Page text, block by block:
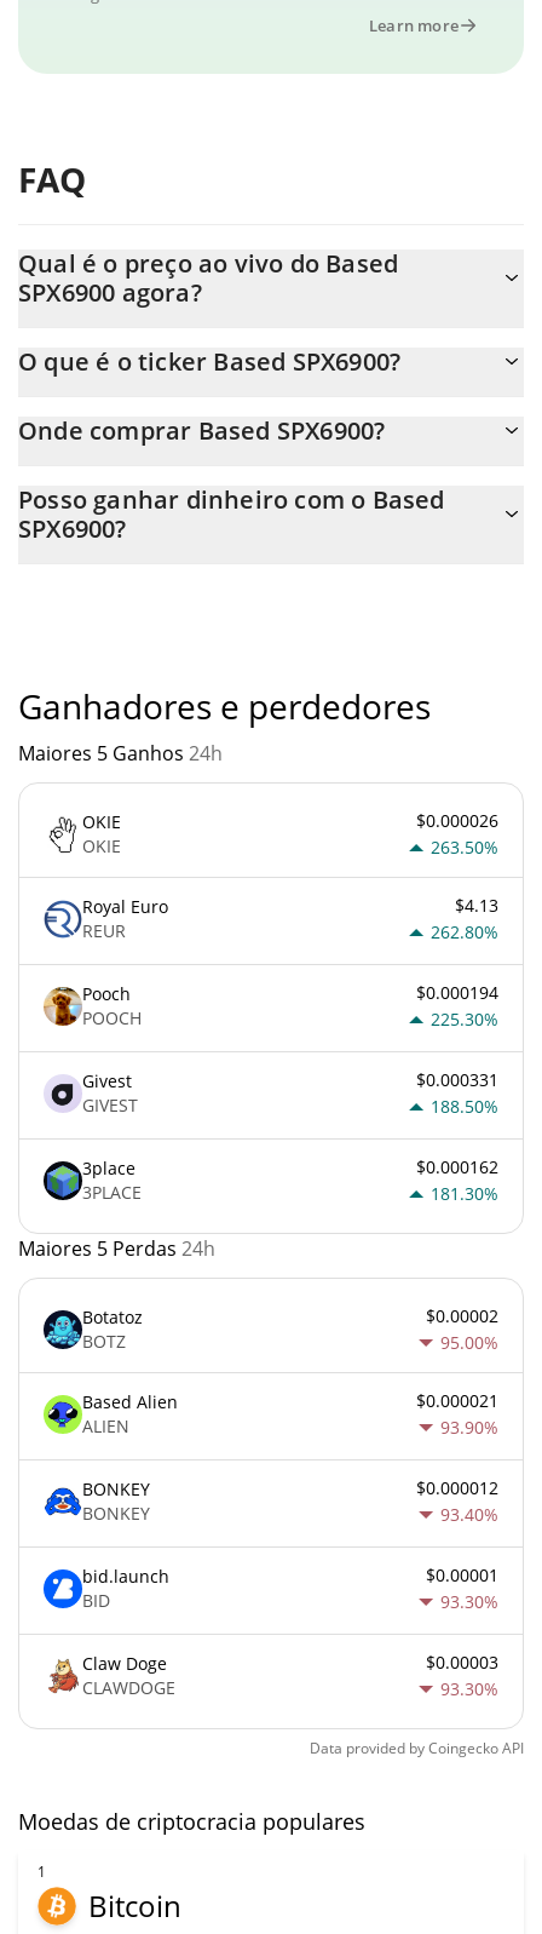
Learn more
FAQ
Qual é o preço ao vivo do Based
SPX6900 agora?
O que é o ticker Based SPX6900?
Onde comprar Based SPX6900?
transferência p2p. E a melhor maneira de trocar Based SPX6900
é através de um bot de 3commas.
Posso ganhar dinheiro com o Based
SPX6900?
Ganhadores e perdedores
Maiores 5 Ganhos 24h
OKIE
OKIE
$0.000026
263.50%
Royal Euro
REUR
$4.13
262.80%
Pooch
POOCH
$0.000194
225.30%
Givest
GIVEST
$0.000331
188.50%
3place
3PLACE
$0.000162
181.30%
Maiores 5 Perdas 24h
Botatoz
BOTZ
$0.00002
95.00%
Based Alien
ALIEN
$0.000021
93.90%
BONKEY
BONKEY
$0.000012
93.40%
bid.launch
BID
$0.00001
93.30%
Claw Doge
CLAWDOGE
$0.00003
93.30%
Data provided byCoingeckoAPI
Moedas de criptocracia populares
1
Bitcoin